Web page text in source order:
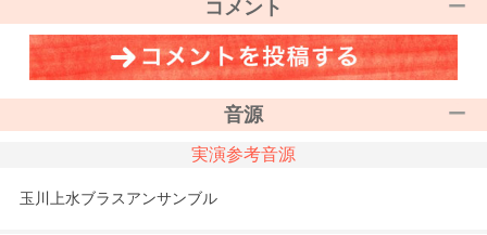
コメント
音源
実演参考音源
玉川上水ブラスアンサンブル